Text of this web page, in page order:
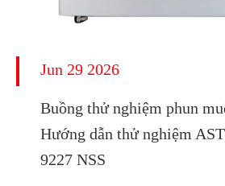
Jun 29 2026
Buồng thử nghiệm phun
Hướng dẫn thử nghiệm
9227 NSS